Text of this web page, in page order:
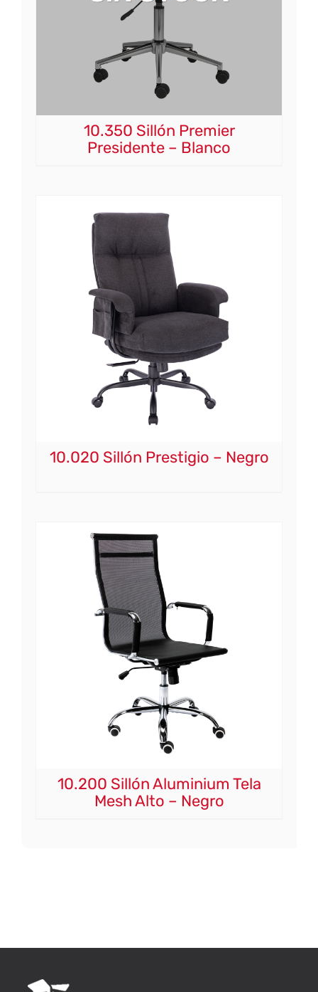
10.350 Sillón Premier
Presidente – Blanco
10.020 Sillón Prestigio – Negro
10.200 Sillón Aluminium Tela
Mesh Alto – Negro